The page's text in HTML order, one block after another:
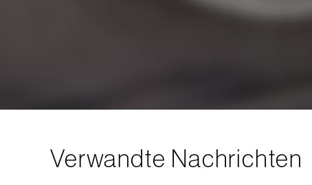
Verwandte Nachrichten